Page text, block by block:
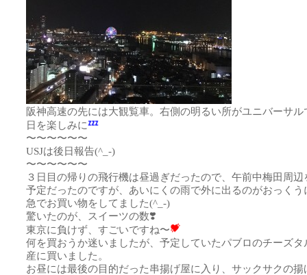
阪神高速の先には大観覧車。右側の明るい所がユニバーサル
日を楽しみに
〜〜〜〜〜〜
USJは後日報告(^_-)
〜〜〜〜〜〜
３日目の帰りの飛行機は昼過ぎだったので、午前中梅田周
予定だったのですが、あいにくの雨で外に出るのがおっくう
急でお買い物をしてました(^_-)
驚いたのが、スイーツの数❣️
東京に負けず、すごいですね〜
何を買おうか迷いましたが、予定していたパブロのチーズタ
産に買いました。
お昼には最後の目的だった串揚げ屋に入り、サックサクの揚